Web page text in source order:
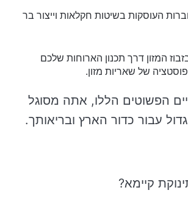
העוסקות בשיטות חקלאות וייצור בר
המזון דרך תכנון הארוחות שלכם
של שאריות מזון.
הפשוטים הללו, אתה מסוגל
עבור כדור הארץ ובריאותך.
קיימא?